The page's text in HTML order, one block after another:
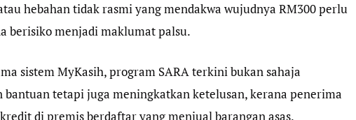
hebahan tidak rasmi yang mendakwa wujudnya RM300 perlu
berisiko menjadi maklumat palsu.
sistem MyKasih, program SARA terkini bukan sahaja
bantuan tetapi juga meningkatkan ketelusan, kerana penerima
di premis berdaftar yang menjual barangan asas.